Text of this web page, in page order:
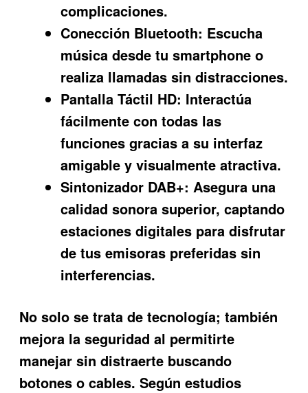
complicaciones.
Conección Bluetooth: Escucha
música desde tu smartphone o
realiza llamadas sin distracciones.
Pantalla Táctil HD: Interactúa
fácilmente con todas las
funciones gracias a su interfaz
amigable y visualmente atractiva.
Sintonizador DAB+:Asegura una
calidad sonora superior, captando
estaciones digitales para disfrutar
de tus emisoras preferidas sin
interferencias.
No solo se trata de tecnología; también
mejora la seguridad al permitirte
manejar sin distraerte buscando
botones o cables. Según estudios